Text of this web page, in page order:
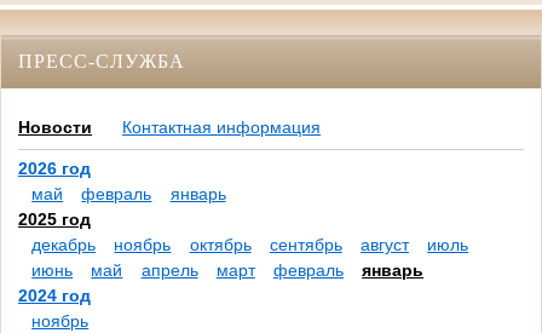
ПРЕСС-СЛУЖБА
Новости Контактная информация
2026 год
май
февраль
январь
2025 год
декабрь
ноябрь октябрь сентябрь август
июль
июнь
май апрель март февраль
январь
2024 год
ноябрь